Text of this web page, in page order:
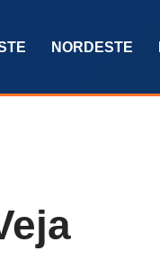
NORDESTE